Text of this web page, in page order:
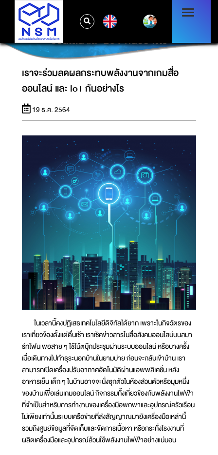
เราจะร่วมลดผลกระทบพลังงานจากเกมสื่อ
ออนไลน์ และ LOT กันอย่างไร
เราจะร่วมลดผลกระทบพลังงานจากเกมสื่อ
ออนไลน์ และ loT กันอย่างไร
19 ธ.ค. 2564
ในเวลานี้คงปฏิเสธเทคโนโลยีดิจิทัลได้ยาก เพราะในกิจวัตรของ
เราเกี่ยวข้องตั้งแต่ตื่นเช้า เราเช็คข่าวสารในสื่อสังคมออนไลน์บนสมา
ร์ทโฟน พอสาย ๆ ใช้โน้ตบุ๊กประชุมผ่านระบบออนไลน์ หรือบางครั้ง
เมื่อเดินทางไปทำธุระนอกบ้านในยามบ่าย ก่อนจะกลับเข้าบ้าน เรา
สามารถเปิดเครื่องปรับอากาศอัตโนมัติผ่านแอพพลิเคชั่น หลัง
อาหารเย็น เด็ก ๆ ในบ้านอาจจะนั่งซุกตัวในห้องส่วนตัวหรือมุมหนึ่ง
ของบ้านเพื่อเล่นเกมออนไลน์ กิจกรรมทั้งเกี่ยวข้องกับพลังงานไฟฟ้า
ที่จำเป็นสำหรับการทำงานของเครื่องมือพกพาและอุปกรณ์ครัวเรือน
ไม่เพียงเท่านั้นระบบเครือข่ายที่ส่งสัญญาณมายังเครื่องมือเหล่านี้
รวมถึงศูนย์ข้อมูลที่จัดเก็บและจัดการเนื้อหา หรือกระทั่งโรงงานที่
ผลิตเครื่องมือและอุปกรณ์ล้วนใช้พลังงานไฟฟ้าอย่างแน่นอน